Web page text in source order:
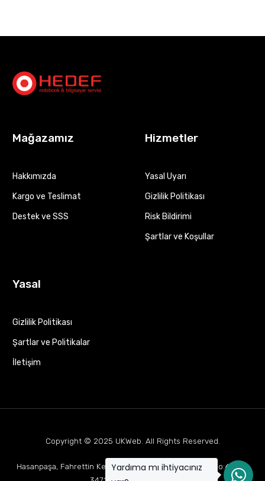
Mağazamız
Hakkımızda
Kargo ve Teslimat
Destek ve SSS
Hizmetler
Yasal Uyarı
Gizlilik Politikası
Risk Bildirimi
Şartlar ve Koşullar
Yasal
Gizlilik Politikası
Şartlar ve Politikalar
İletişim
Copyright © 2025 UKWeb . All Rights Reserved.
Hasanpaşa, Fahrettin Kerim Gökay Cd Mukaddes Apt No:63 D:1,
Yardıma mı ihtiyacınız